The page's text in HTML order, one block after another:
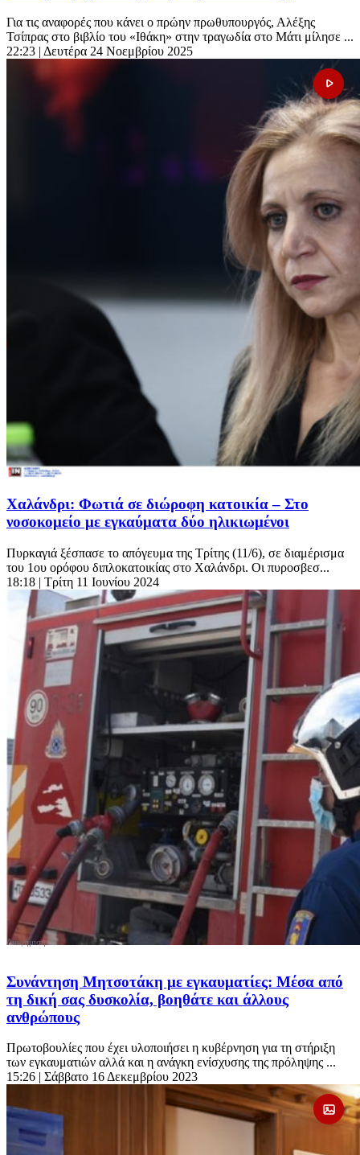
Για τις αναφορές που κάνει ο πρώην πρωθυπουργός, Αλέξης
Τσίπρας στο βιβλίο του «Ιθάκη» στην τραγωδία στο Μάτι μίλησε ...
22:23 | Δευτέρα 24 Νοεμβρίου 2025
Χαλάνδρι: Φωτιά σε διώροφη κατοικία – Στο
νοσοκομείο με εγκαύματα δύο ηλικιωμένοι
Πυρκαγιά ξέσπασε το απόγευμα της Τρίτης (11/6), σε διαμέρισμα
του 1ου ορόφου διπλοκατοικίας στο Χαλάνδρι. Οι πυροσβεσ...
18:18 | Τρίτη 11 Ιουνίου 2024
Συνάντηση Μητσοτάκη με εγκαυματίες: Μέσα από
τη δική σας δυσκολία, βοηθάτε και άλλους
ανθρώπους
Πρωτοβουλίες που έχει υλοποιήσει η κυβέρνηση για τη στήριξη
των εγκαυματιών αλλά και η ανάγκη ενίσχυσης της πρόληψης ...
15:26 | Σάββατο 16 Δεκεμβρίου 2023